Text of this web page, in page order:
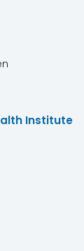
Institute